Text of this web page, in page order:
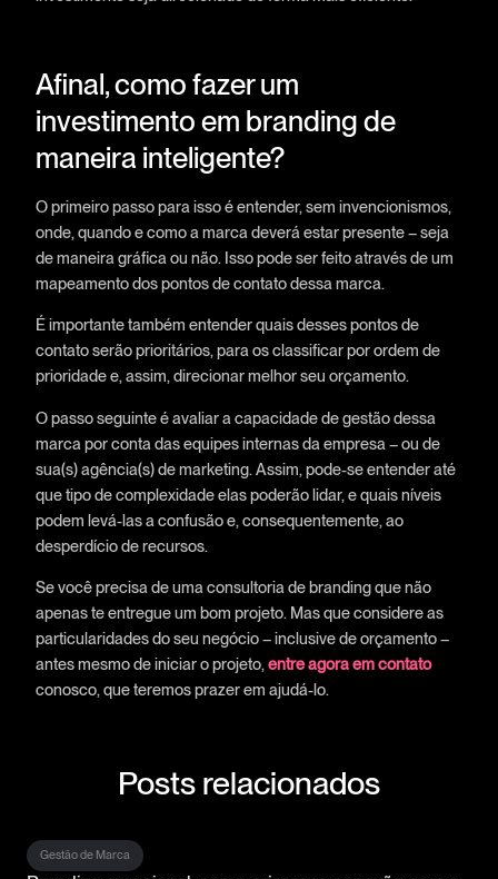
Afinal, como fazer um
investimento em branding de
maneira inteligente?
O primeiro passo para isso é entender, sem invencionismos,
onde, quando e como a marca deverá estar presente – seja
de maneira gráfica ou não. Isso pode ser feito através de um
mapeamento dos pontos de contato dessa marca.
É importante também entender quais desses pontos de
contato serão prioritários, para os classificar por ordem de
prioridade e, assim, direcionar melhor seu orçamento.
O passo seguinte é avaliar a capacidade de gestão dessa
marca por conta das equipes internas da empresa – ou de
sua(s) agência(s) de marketing. Assim, pode-se entender até
que tipo de complexidade elas poderão lidar, e quais níveis
podem levá-las a confusão e, consequentemente, ao
desperdício de recursos.
Se você precisa de uma consultoria de branding que não
apenas te entregue um bom projeto. Mas que considere as
particularidades do seu negócio – inclusive de orçamento –
antes mesmo de iniciar o projeto, entre agora em contato
conosco, que teremos prazer em ajudá-lo.
Posts relacionados
Gestão de Marca